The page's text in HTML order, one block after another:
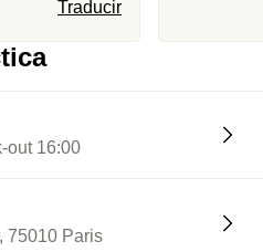
Traducir
out 16:00
75010 Paris